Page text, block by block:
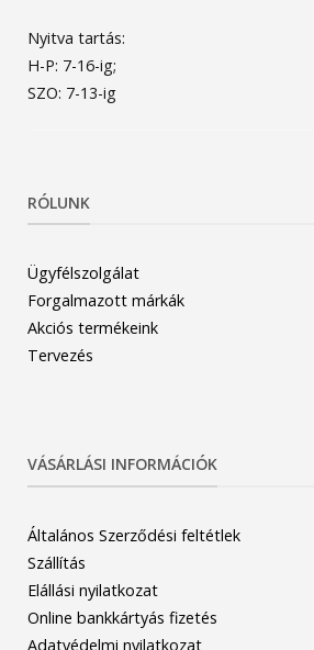
Nyitva tartás:
H-P: 7-16-ig;
SZO: 7-13-ig
RÓLUNK
Ügyfélszolgálat
Forgalmazott márkák
Akciós termékeink
Tervezés
VÁSÁRLÁSI INFORMÁCIÓK
Általános Szerződési feltétlek
Szállítás
Elállási nyilatkozat
Online bankkártyás fizetés
Adatvédelmi nyilatkozat